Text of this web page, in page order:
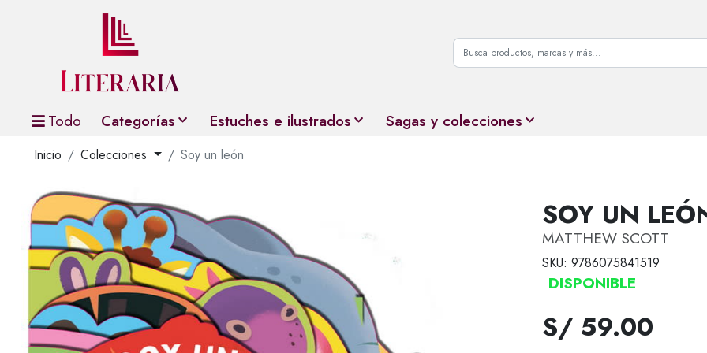
Todo Categorías Estuches e ilustrados Sagas y colecciones
Inicio Colecciones Soy un león
SOY UN
MATTHEW SCOTT
SKU: 9786075841519
DISPONIBLE
S/ 59.00